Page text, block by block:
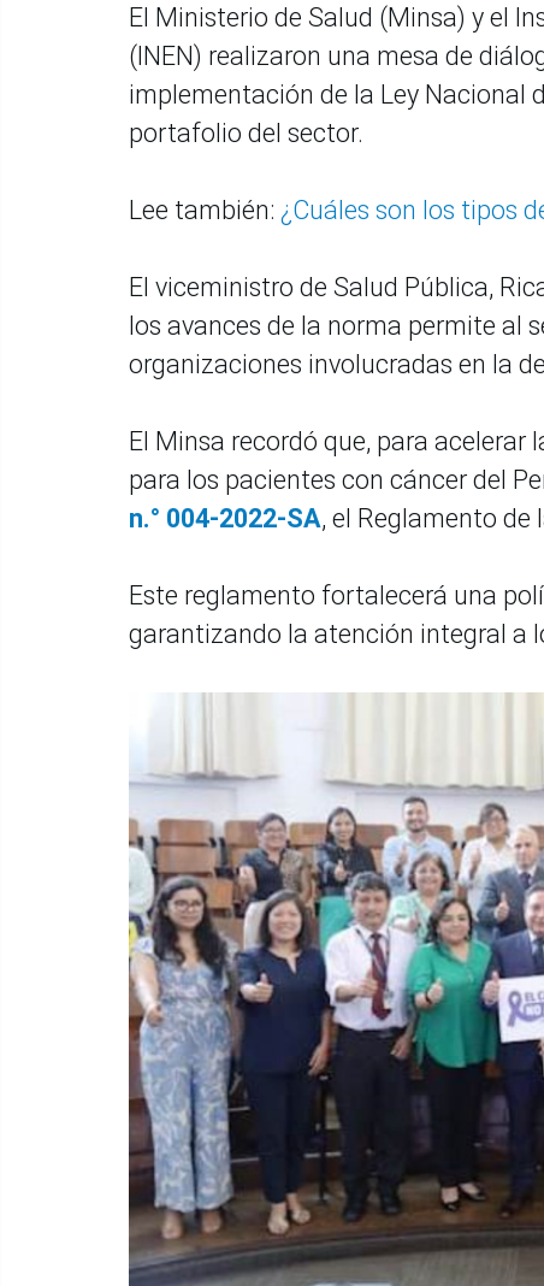
El Ministerio de Salud (Minsa) y el
(INEN) realizaron una mesa de
implementación de la Ley Nacional
portafolio del sector.
Lee también: ¿Cuáles son los tipos
El viceministro de Salud Pública,
los avances de la norma permite al
organizaciones involucradas en la
El Minsa recordó que, para
para los pacientes con cáncer del
n.° 004-2022-SA, el Reglamento de
Este reglamento fortalecerá una
garantizando la atención integral a